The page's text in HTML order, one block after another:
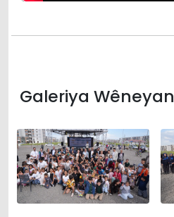
Galeriya Wêneyan